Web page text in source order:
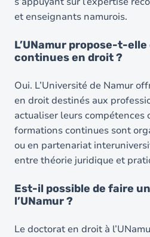
et enseignants namurois.
L’UNamur propose-t-
continues en droit ?
Oui. L’Université de Namur
en droit destinés aux
actualiser leurs compétences
formations continues sont
ou en partenariat
entre théorie juridique et
Est-il possible de faire
l’UNamur ?
Le doctorat en droit à